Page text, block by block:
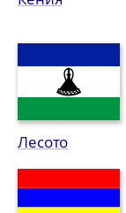
Лесото